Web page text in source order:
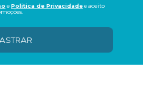
ePolitica de Privacidadee aceito